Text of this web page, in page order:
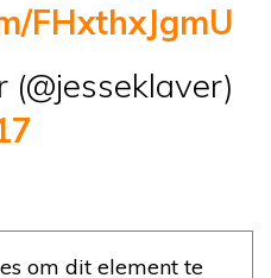
FHxthxJgmU
om dit element te